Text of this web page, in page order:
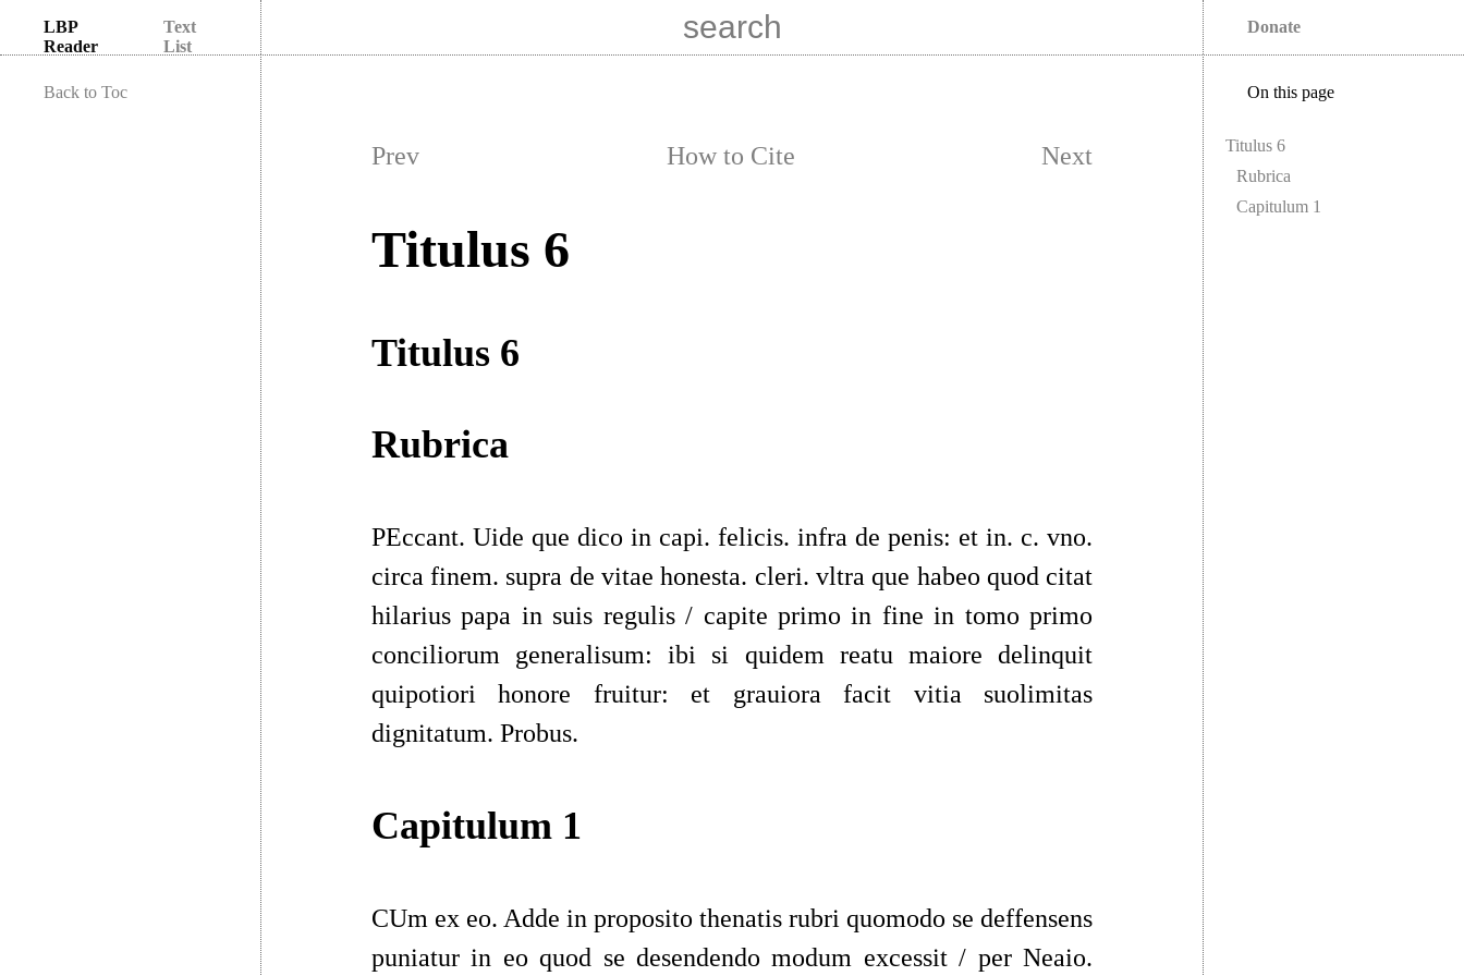
LBP
Reader
Text
List
Donate
Back to Toc
Prev How to Cite Next
Titulus 6
Titulus 6
Rubrica
PEccant. Uide que dico in capi. felicis. infra de penis: et in. c. vno.
circa finem. supra de vitae honesta. cleri. vltra que habeo quod citat
hilarius papa in suis regulis / capite primo in fine in tomo primo
conciliorum generalisum: ibi si quidem reatu maiore delinquit
quipotiori honore fruitur: et grauiora facit vitia suolimitas
dignitatum. Probus.
Capitulum 1
CUm ex eo. Adde in proposito thenatis rubri quomodo se deffensens
puniatur in eo quod se desendendo modum excessit / per Neaio.
On this page
Titulus 6
Rubrica
Capitulum 1